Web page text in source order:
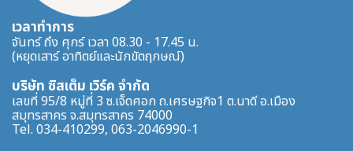
เวลาทำการ
จันทร์ ถึง ศุกร์ เวลา 08.30 - 17.45 น.
(หยุดเสาร์ อาทิตย์และนักขัตฤกษณ์)
บริษัท ซิสเต็ม เวิร์ค จำกัด
เลขที่ 95/8 หมู่ที่ 3 ซ.เจ็ดศอก ถ.เศรษฐกิจ1 ต.นาดี อ.เมือง
สมุทรสาคร จ.สมุทรสาคร 74000
Tel. 034-410299, 063-2046990-1